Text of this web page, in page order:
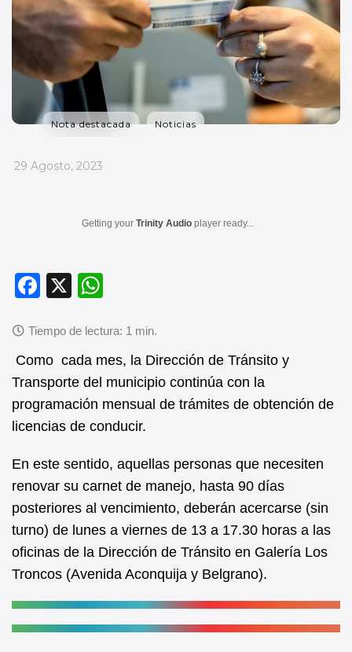
Nota destacada Noticias
_
29 Agosto, 2023
Getting your Trinity Audio player ready...
F
c
e
b
o
o
k
X
at
s
A
p
p
Como cada mes, la Dirección de Tránsito y
Transporte del municipio continúa con la
programación mensual de trámites de obtención de
licencias de conducir.
En este sentido, aquellas personas que necesiten
renovar su carnet de manejo, hasta 90 días
posteriores al vencimiento, deberán acercarse (sin
turno) de lunes a viernes de 13 a 17.30 horas a las
oficinas de la Dirección de Tránsito en Galería Los
Troncos (Avenida Aconquija y Belgrano).